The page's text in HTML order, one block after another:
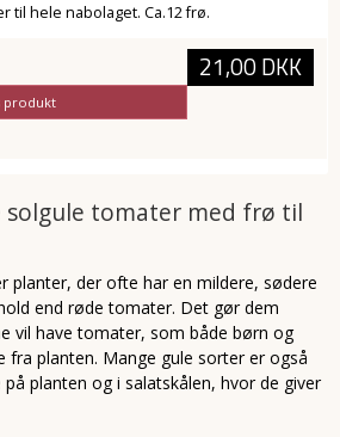
til hele nabolaget. Ca.12 frø.
21,00 DKK
produkt
solgule tomater med frø til
planter, der ofte har en mildere, sødere
end røde tomater. Det gør dem
vil have tomater, som både børn og
fra planten. Mange gule sorter er også
planten og i salatskålen, hvor de giver